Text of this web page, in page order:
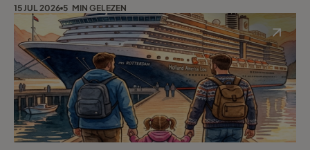
maar je ook uitnodigt om te vertragen en volledig op
te gaan in het moment.
15 JUL 2026 5 MIN GELEZEN